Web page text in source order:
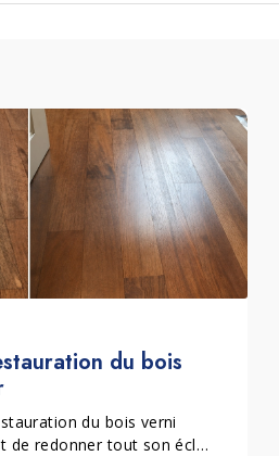
du bois
du bois verni
de redonner tout son éclat